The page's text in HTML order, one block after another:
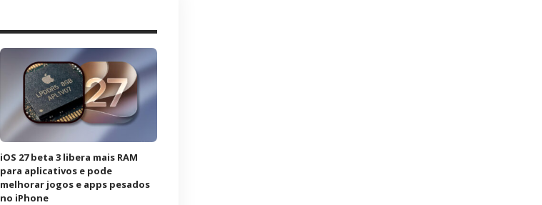
iOS 27 beta 3 libera mais RAM
para aplicativos e pode
melhorar jogos e apps pesados
no iPhone